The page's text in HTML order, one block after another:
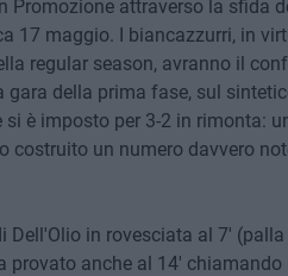
Promozione attraverso la sfida
17 maggio. I biancazzurri, in
regular season, avranno il
della prima fase, sul
è imposto per 3-2 in rimonta:
costruito un numero davvero
in rovesciata al 7'
provato anche al 14'